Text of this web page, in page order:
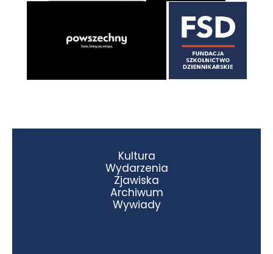
Kultura
Wydarzenia
Zjawiska
Archiwum
Wywiady